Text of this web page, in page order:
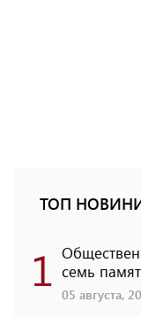
ТОП
1 семь
05 августа,